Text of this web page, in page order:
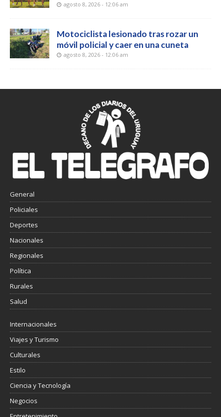
agosto 8, 2026 - 12:06 am
Motociclista lesionado tras rozar un
móvil policial y caer en una cuneta
agosto 8, 2026 - 12:06 am
General
Policiales
Deportes
Nacionales
Regionales
Política
Rurales
Salud
Internacionales
Viajes y Turismo
Culturales
Estilo
Ciencia y Tecnología
Negocios